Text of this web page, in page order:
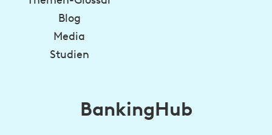
Blog
Media
Studien
BankingHub